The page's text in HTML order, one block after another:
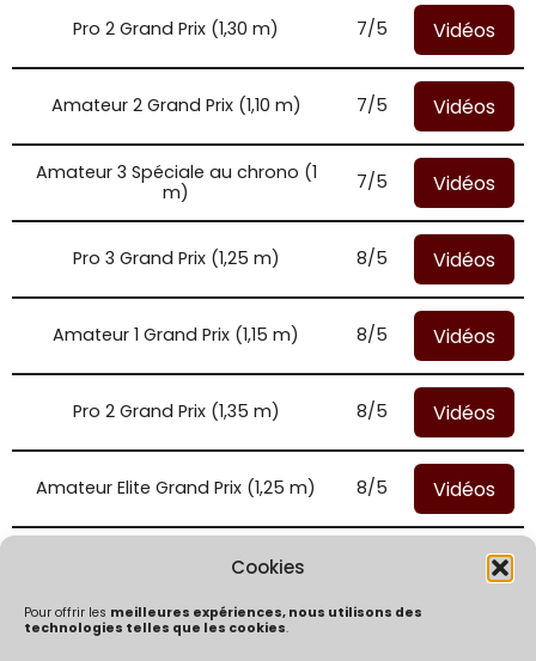
Cookies
Pour offrir les meilleures expériences, nous utilisons des
technologies telles que les cookies.
Pro 2 Grand Prix (1,30 m) 7/5 Vidéos
Amateur 2 Grand Prix (1,10 m) 7/5 Vidéos
Amateur 3 Spéciale au chrono (1
m)
7/5 Vidéos
Pro 3 Grand Prix (1,25 m) 8/5 Vidéos
Amateur 1 Grand Prix (1,15 m) 8/5 Vidéos
Pro 2 Grand Prix (1,35 m) 8/5 Vidéos
Amateur Elite Grand Prix (1,25 m) 8/5 Vidéos
Amateur 2 Vitesse (1,05 m) Vidéos